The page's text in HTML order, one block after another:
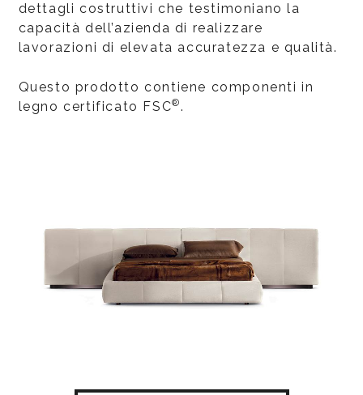
dettagli costruttivi che testimoniano la
capacità dell’azienda di realizzare
lavorazioni di elevata accuratezza e qualità.
Questo prodotto contiene componenti in
legno certificato FSC®.